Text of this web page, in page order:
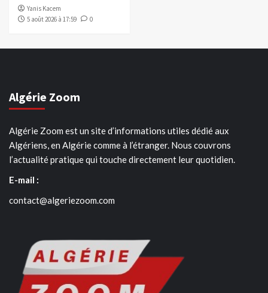
Yanis Kacem
5 août 2026 à 17:59
0
Algérie Zoom
Algérie Zoom est un site d’informations utiles dédié aux
Algériens, en Algérie comme à l’étranger. Nous couvrons
l’actualité pratique qui touche directement leur quotidien.
E-mail :
contact@algeriezoom.com